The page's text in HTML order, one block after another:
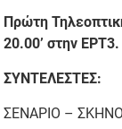
Πρώτη
20.00’ στην ΕΡΤ3.
ΣΥΝΤΕΛΕΣΤΕΣ:
ΣΕΝΑΡΙΟ –